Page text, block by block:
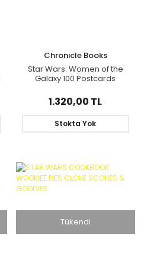
Chronicle Books
Star Wars: Women of the
Galaxy 100 Postcards
1.320,00 TL
Stokta Yok
Tükendi